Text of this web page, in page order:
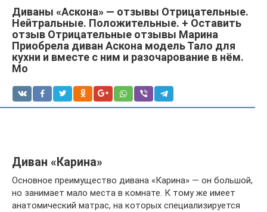
Диваны «Аскона» — отзывы Отрицательные.
Нейтральные. Положительные. + Оставить
отзыв Отрицательные отзывы Марина
Приобрела диван Аскона модель Тало для
кухни и вместе с ним и разочарование в нём.
Мо
Диван «Карина»
Основное преимущество дивана «Карина» — он большой,
но занимает мало места в комнате. К тому же имеет
анатомический матрас, на которых специализируется